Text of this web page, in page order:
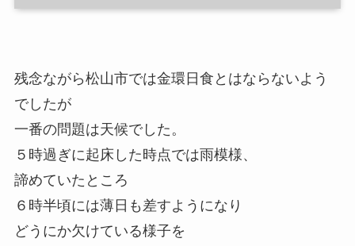
残念ながら松山市では金環日食とはならないよう
でしたが
一番の問題は天候でした。
５時過ぎに起床した時点では雨模様、
諦めていたところ
６時半頃には薄日も差すようになり
どうにか欠けている様子を